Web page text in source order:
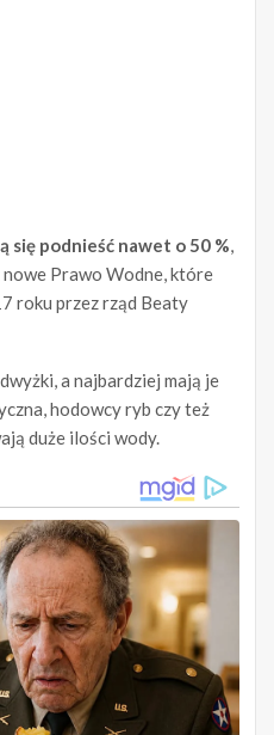
się podnieść nawet o 50 %,
Prawo Wodne, które
roku przez rząd Beaty
a najbardziej mają je
hodowcy ryb czy też
duże ilości wody.